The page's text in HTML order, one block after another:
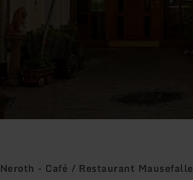
Neroth - Café / Restaurant Mausefalle